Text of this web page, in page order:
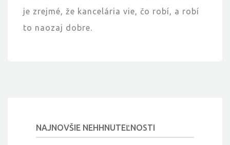
je zrejmé, že kancelária vie, čo robí, a robí
to naozaj dobre.
NAJNOVŠIE NEHHNUTEĽNOSTI